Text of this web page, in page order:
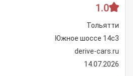
1.0
Тольятти
Южное шоссе 14с3
derive-cars.ru
14.07.2026